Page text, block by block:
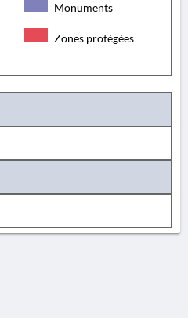
Monuments
Zones protégées